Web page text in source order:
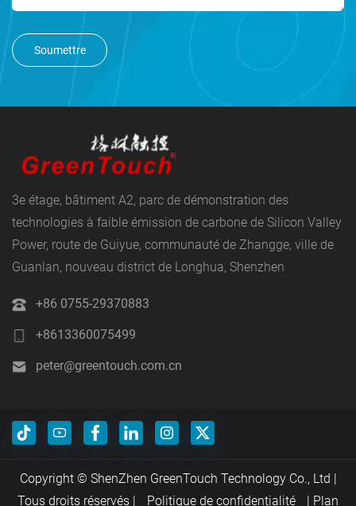
Soumettre
3e étage, bâtiment A2, parc de démonstration des
technologies à faible émission de carbone de Silicon Valley
Power, route de Guiyue, communauté de Zhangge, ville de
Guanlan, nouveau district de Longhua, Shenzhen
+86 0755-29370883
+8613360075499
peter@greentouch.com.cn
Copyright © ShenZhen GreenTouch Technology Co., Ltd |
Tous droits réservés |
Politique de confidentialité | Plan